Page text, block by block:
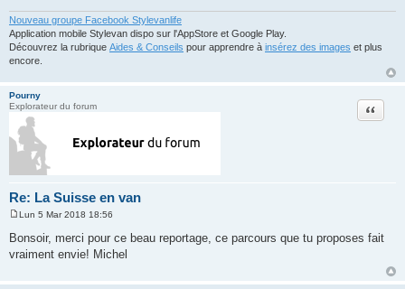
Nouveau groupe Facebook Stylevanlife
Application mobile Stylevan dispo sur l'AppStore et Google Play.
Découvrez la rubrique Aides & Conseils pour apprendre à insérez des images et plus
encore.
Pourny
Explorateur du forum
Re: La Suisse en van
Citation
e
s
s
Lun 5 Mar 2018 18:56
Bonsoir, merci pour ce beau reportage, ce parcours que tu proposes fait
vraiment envie! Michel